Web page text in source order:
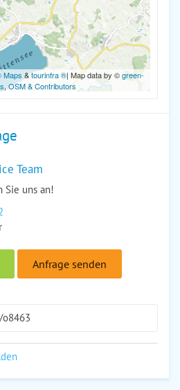
Maps &tourinfra ®| Map data by ©green-
,OSM & Contributors
Team
Sie uns an!
Anfrage senden